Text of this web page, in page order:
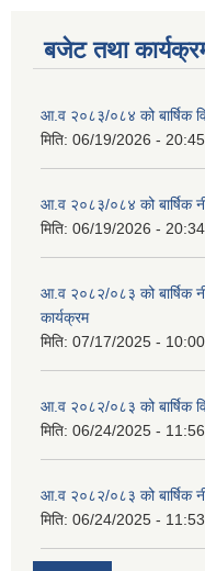
बजेट तथा
आ.व २०८३/०८४ को बार्षिक
मिति: 06/19/2026 - 20:45
आ.व २०८३/०८४ को बार्षिक
मिति: 06/19/2026 - 20:34
आ.व २०८२/०८३ को बार्षिक
कार्यक्रम
मिति: 07/17/2025 - 10:00
आ.व २०८२/०८३ को बार्षिक
मिति: 06/24/2025 - 11:56
आ.व २०८२/०८३ को बार्षिक
मिति: 06/24/2025 - 11:53